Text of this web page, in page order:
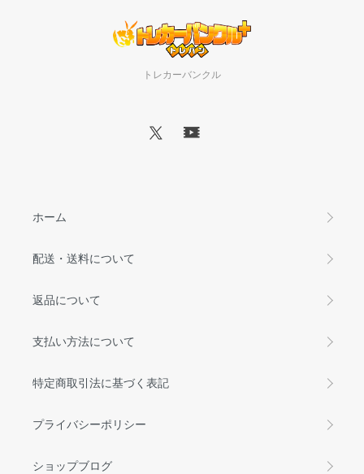
トレカーバンクル
ホーム
配送・送料について
返品について
支払い方法について
特定商取引法に基づく表記
プライバシーポリシー
ショップブログ